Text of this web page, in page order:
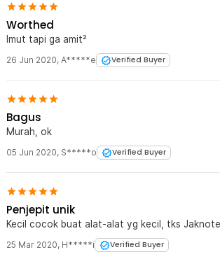
Worthed
Imut tapi ga amit²
26 Jun 2020, A*****e Verified Buyer
Bagus
Murah, ok
05 Jun 2020, S*****o Verified Buyer
Penjepit unik
Kecil cocok buat alat-alat yg kecil, tks Jaknote
25 Mar 2020, H*****i Verified Buyer